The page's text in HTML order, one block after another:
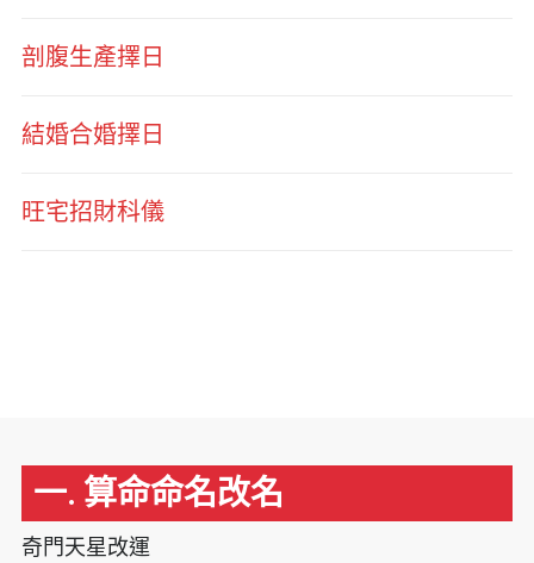
剖腹生產擇日
結婚合婚擇日
旺宅招財科儀
一. 算命命名改名
奇門天星改運